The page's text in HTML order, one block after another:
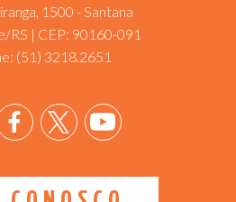
1500 - Santana
RS | CEP: 90160-091
(51) 3218.2651